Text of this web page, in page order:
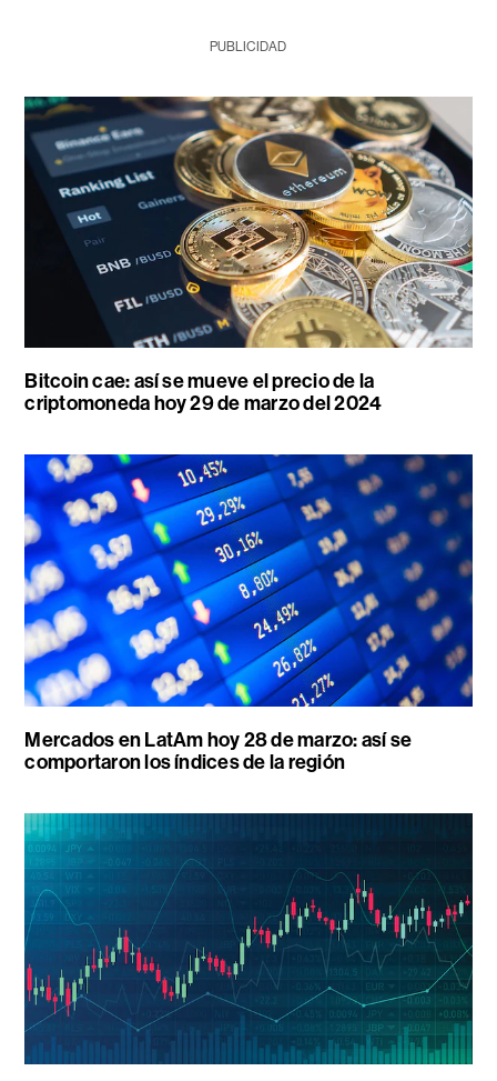
PUBLICIDAD
Bitcoin cae: así se mueve el precio de la
criptomoneda hoy 29 de marzo del 2024
Mercados en LatAm hoy 28 de marzo: así se
comportaron los índices de la región